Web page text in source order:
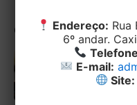
Outras
STJ
contra
Endereço: Rua
6º andar.
E-mail:
Site: